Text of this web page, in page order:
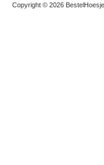
Copyright © 2026